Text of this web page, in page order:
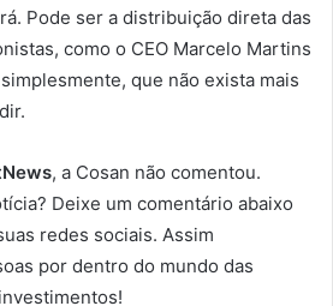
Pode ser a distribuição direta das
como o CEO Marcelo Martins
que não exista mais
, a Cosan não comentou.
Deixe um comentário abaixo
redes sociais. Assim
por dentro do mundo das